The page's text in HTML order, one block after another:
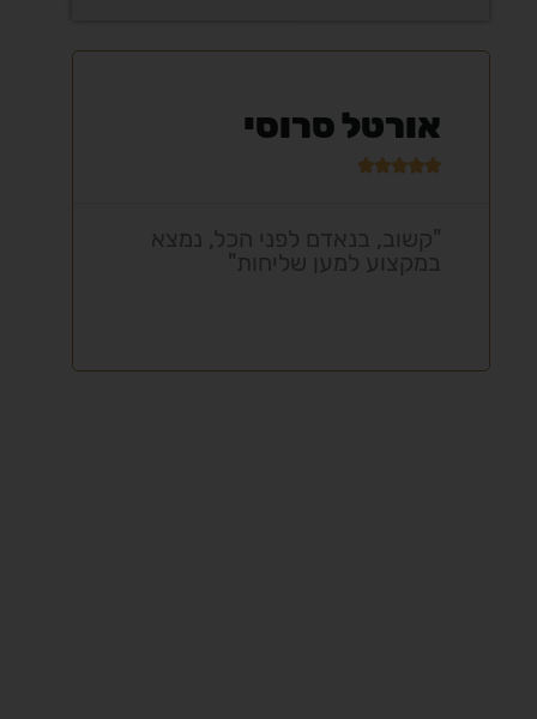
אורטל סרוסי





"קשוב, בנאדם לפני הכל, נמצא
במקצוע למען שליחות"